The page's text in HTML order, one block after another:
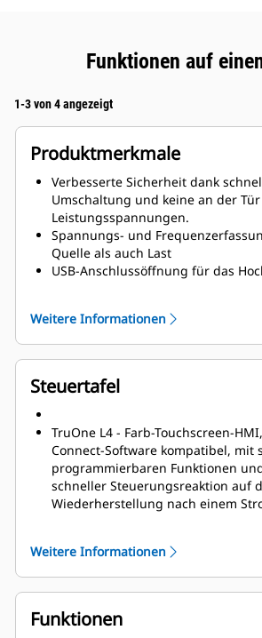
Funktionen auf
1-3 von 4 angezeigt
Produktmerkmale
Verbesserte Sicherheit dank
Umschaltung und keine an der
Leistungsspannungen.
Spannungs- und
Quelle als auch Last
USB-Anschlussöffnung für das
Kommunikationsfähigkeiten
Passwort-geschützte Farb-
Hilfetaste und -menü integriert
Fünf programmierte Pakete und EA
Kontakt-Verschleißüberwachung,
Lebensende
Schnelle Reaktion der Steuerung
Wiederherstellung nach einem
Schnell-Umschaltung (< 50 ms)
Weitere Informationen
Steuertafel
TruOne L4 - Farb-Touchscreen-
Connect-Software kompatibel, mit
programmierbaren Funktionen
schneller Steuerungsreaktion auf
Wiederherstellung nach einem
Weitere Informationen
Funktionen